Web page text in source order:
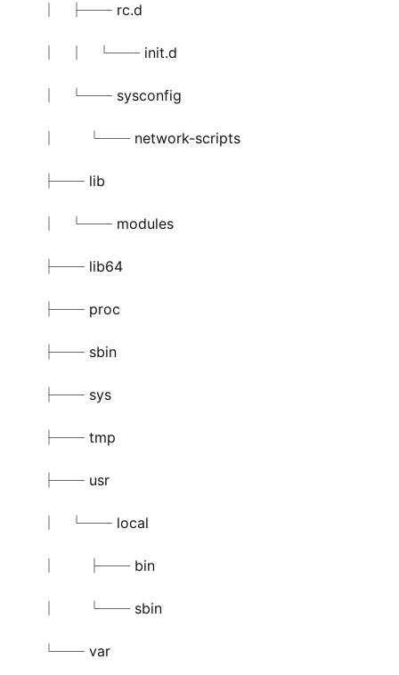
│   ├── rc.d
│   │   └── init.d
│   └── sysconfig
│       └── network-scripts
├── lib
│   └── modules
├── lib64
├── proc
├── sbin
├── sys
├── tmp
├── usr
│   └── local
│       ├── bin
│       └── sbin
└── var